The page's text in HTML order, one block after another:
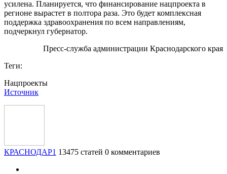
усилена. Планируется, что финансирование нацпроекта в
регионе вырастет в полтора раза. Это будет комплексная
поддержка здравоохранения по всем направлениям,
подчеркнул губернатор.
Пресс-служба администрации Краснодарского края
Теги:
Нацпроекты
Источник
КРАСНОДАР1 13475 статей 0 комментариев